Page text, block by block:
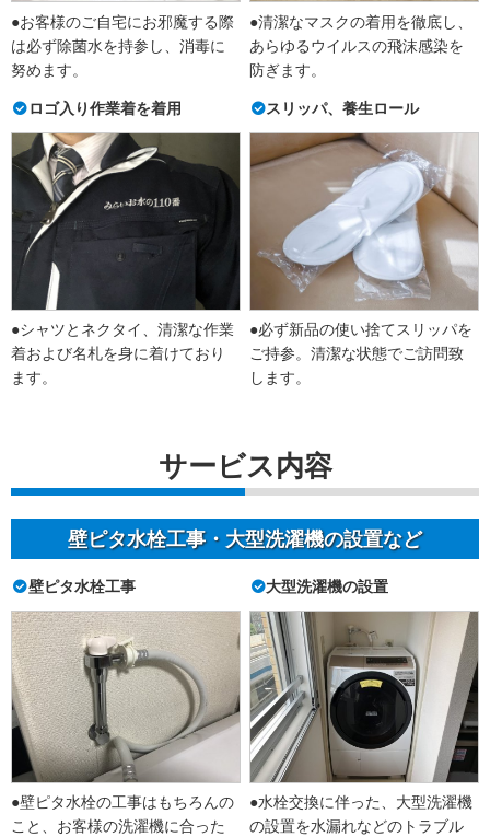
●お客様のご自宅にお邪魔する際
は必ず除菌水を持参し、消毒に
努めます。
●清潔なマスクの着用を徹底し、
あらゆるウイルスの飛沫感染を
防ぎます。
ロゴ入り作業着を着用
●シャツとネクタイ、清潔な作業
着および名札を身に着けており
ます。
スリッパ、養生ロール
●必ず新品の使い捨てスリッパを
ご持参。清潔な状態でご訪問致
します。
サービス内容
壁ピタ水栓工事・大型洗濯機の設置など
壁ピタ水栓工事
●壁ピタ水栓の工事はもちろんの
こと、お客様の洗濯機に合った
大型洗濯機の設置
●水栓交換に伴った、大型洗濯機
の設置を水漏れなどのトラブル